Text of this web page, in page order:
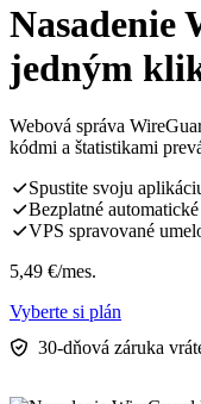
Nasadenie
jedným
Webová správa
kódmi a štatistikami
Spustite svoju
Bezplatné
VPS spravované
5,49 €/mes.
Vyberte si plán
30-dňová záruka